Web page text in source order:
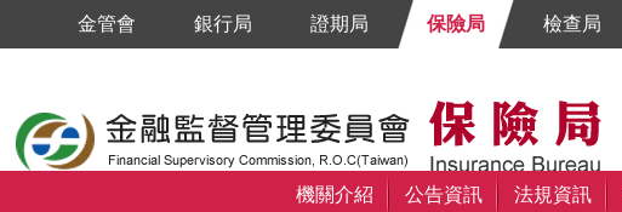
跳到主要內容區塊
金管會 銀行局 證期局 保險局 檢查局
機關介紹 公告資訊 法規資訊